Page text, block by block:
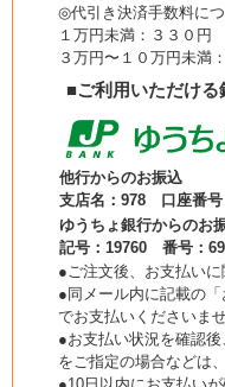
◎代引き決済手数料に
１万円未満：３３０円
３万円〜１０万円未満
■ご利用いただける
他行からのお振込
支店名：978 口座番
ゆうちょ銀行からのお
記号：19760 番号：
●ご注文後、お支払い
●同メール内に記載の
でお支払いくださいませ
●お支払い状況を確認
をご指定の場合などは